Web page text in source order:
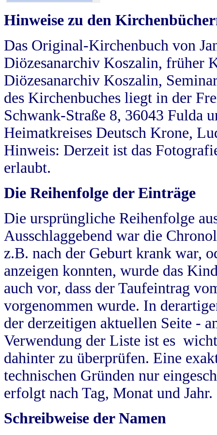
Hinweise zu den
Das Original-Kirchenbuch von
Diözesanarchiv Koszalin, früher
Diözesanarchiv Koszalin,
des Kirchenbuches liegt in der
Schwank-Straße 8, 36043 Fulda
Heimatkreises Deutsch Krone,
Hinweis: Derzeit ist das
erlaubt.
Die Reihenfolge der Einträge
Die ursprüngliche Reihenfolge
Ausschlaggebend war die
z.B. nach der Geburt krank war,
anzeigen konnten, wurde das
auch vor, dass der Taufeintrag
vorgenommen wurde. In
der derzeitigen aktuellen Seite -
Verwendung der Liste ist es
dahinter zu überprüfen. Eine
technischen Gründen nur
erfolgt nach Tag, Monat und Jahr.
Schreibweise der Namen